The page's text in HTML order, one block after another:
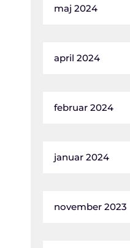
maj 2024
april 2024
februar 2024
januar 2024
november 2023